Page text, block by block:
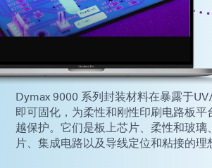
Dymax 9000 系列封装材料在暴露于
即可固化，为柔性和刚性印刷电路板
越保护。它们是板上芯片、柔性和玻璃
片、集成电路以及导线定位和粘接的理